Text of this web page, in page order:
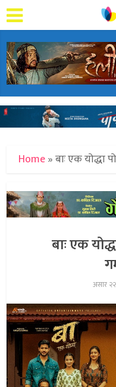
Home»बाः एक योद्धा
बाः एक
असार